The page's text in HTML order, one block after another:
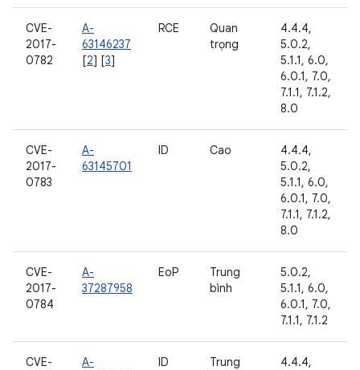
CVE-
2017-
0782
A-
63146237
[2] [3]
RCE
Quan
trọng
4.4.4,
5.0.2,
5.1.1, 6.0,
6.0.1, 7.0,
7.1.1, 7.1.2,
8.0
CVE-
2017-
0783
A-
63145701
ID Cao
4.4.4,
5.0.2,
5.1.1, 6.0,
6.0.1, 7.0,
7.1.1, 7.1.2,
8.0
CVE-
2017-
0784
A-
37287958
EoP
Trung
bình
5.0.2,
5.1.1, 6.0,
6.0.1, 7.0,
7.1.1, 7.1.2
CVE-
A-
ID
Trung
4.4.4,